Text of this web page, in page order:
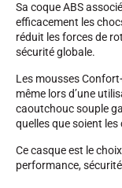
Sa coque ABS
efficacement les
réduit les forces de
sécurité globale.
Les mousses
même lors d’une
caoutchouc souple
quelles que soient
Ce casque est le
performance,